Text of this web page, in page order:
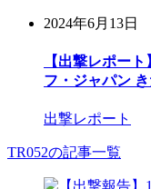
2024年6月13日
【出撃レポー
フ・ジャパン
出撃レポート
TR052の記事一覧